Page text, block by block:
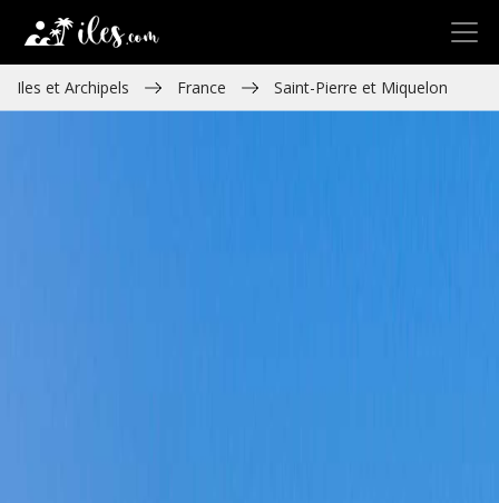
Iles et Archipels France Saint-Pierre et Miquelon